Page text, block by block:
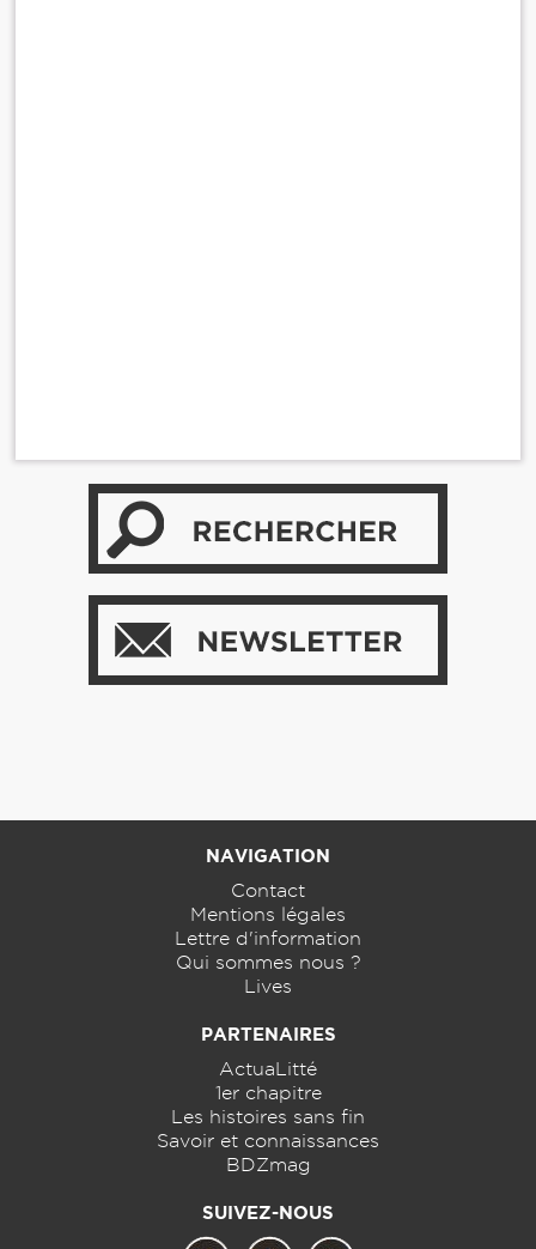
NAVIGATION
Contact
Mentions légales
Lettre d'information
Qui sommes nous ?
Lives
PARTENAIRES
ActuaLitté
1er chapitre
Les histoires sans fin
Savoir et connaissances
BDZmag
SUIVEZ-NOUS